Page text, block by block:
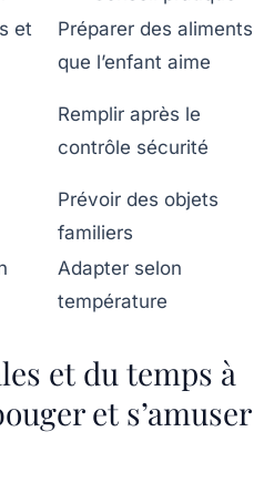
et
Préparer des aliments
que l’enfant aime
Remplir après le
contrôle sécurité
Prévoir des objets
familiers
Adapter selon
température
et du temps à
et s’amuser